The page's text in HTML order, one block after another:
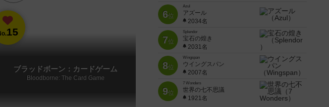
15
ブラッドボーン：カードゲーム
Bloodborne: The Card Game
6位
Azul
アズール
2034名
7位
Splendor
宝石の煌き
2031名
8位
Wingspan
ウイングスパン
2007名
9位
7 Wonders
世界の七不思議
1921名